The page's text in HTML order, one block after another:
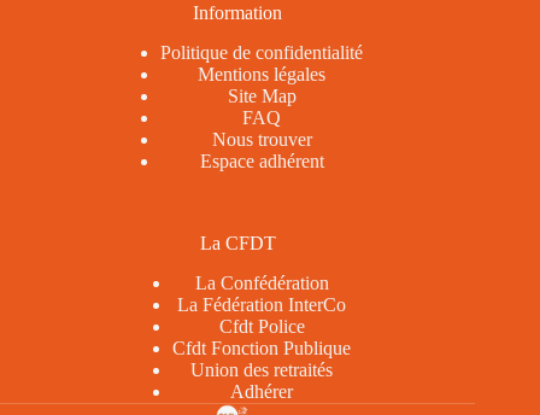
Information
Politique de confidentialité
Mentions légales
Site Map
FAQ
Nous trouver
Espace adhérent
La CFDT
La Confédération
La Fédération InterCo
Cfdt Police
Cfdt Fonction Publique
Union des retraités
Adhérer